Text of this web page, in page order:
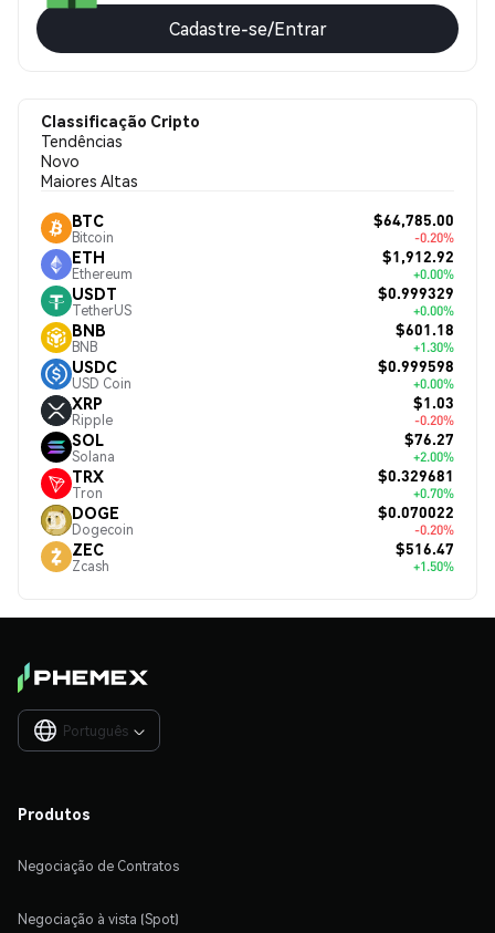
Cadastre-se/Entrar
Classificação Cripto
Tendências
Novo
Maiores Altas
BTC
Bitcoin
$64,785.00
-0.20%
ETH
Ethereum
$1,912.92
+0.00%
USDT
TetherUS
$0.999329
+0.00%
BNB
BNB
$601.18
+1.30%
USDC
USD Coin
$0.999598
+0.00%
XRP
Ripple
$1.03
-0.20%
SOL
Solana
$76.27
+2.00%
TRX
Tron
$0.329681
+0.70%
DOGE
Dogecoin
$0.070022
-0.20%
ZEC
Zcash
$516.47
+1.50%
Português 
Produtos
Negociação de Contratos
Negociação à vista (Spot)